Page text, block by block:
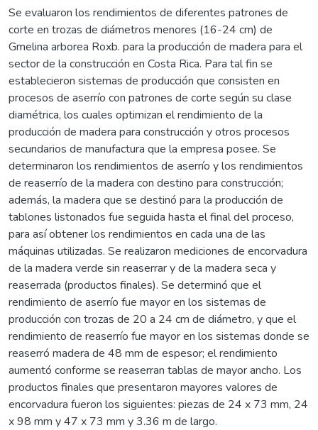
Se evaluaron los rendimientos de diferentes patrones de
corte en trozas de diámetros menores (16-24 cm) de
Gmelina arborea Roxb. para la producción de madera para el
sector de la construcción en Costa Rica. Para tal fin se
establecieron sistemas de producción que consisten en
procesos de aserrío con patrones de corte según su clase
diamétrica, los cuales optimizan el rendimiento de la
producción de madera para construcción y otros procesos
secundarios de manufactura que la empresa posee. Se
determinaron los rendimientos de aserrío y los rendimientos
de reaserrío de la madera con destino para construcción;
además, la madera que se destinó para la producción de
tablones listonados fue seguida hasta el final del proceso,
para así obtener los rendimientos en cada una de las
máquinas utilizadas. Se realizaron mediciones de encorvadura
de la madera verde sin reaserrar y de la madera seca y
reaserrada (productos finales). Se determinó que el
rendimiento de aserrío fue mayor en los sistemas de
producción con trozas de 20 a 24 cm de diámetro, y que el
rendimiento de reaserrío fue mayor en los sistemas donde se
reaserró madera de 48 mm de espesor; el rendimiento
aumentó conforme se reaserran tablas de mayor ancho. Los
productos finales que presentaron mayores valores de
encorvadura fueron los siguientes: piezas de 24 x 73 mm, 24
x 98 mm y 47 x 73 mm y 3.36 m de largo.